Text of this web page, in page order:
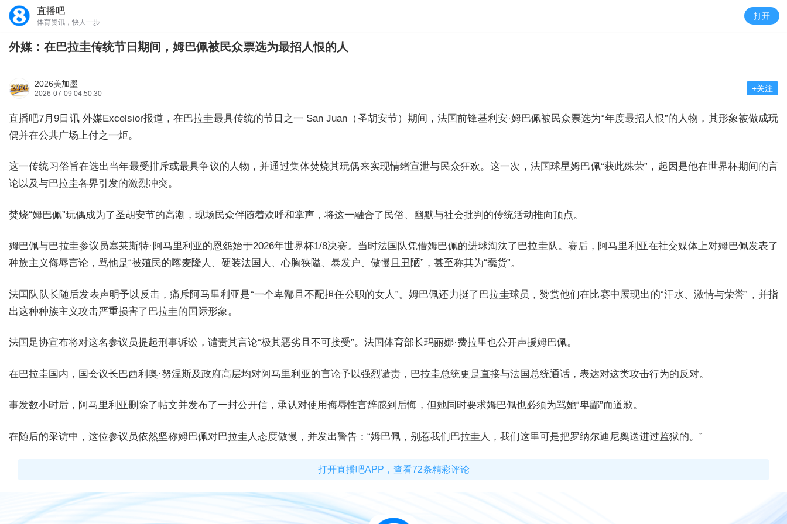
直播吧
体育资讯，快人一步
打开
外媒：在巴拉圭传统节日期间，姆巴佩被民众票选为最招人恨的人
2026美加墨
2026-07-09 04:50:30
+关注
直播吧7月9日讯 外媒Excelsior报道，在巴拉圭最具传统的节日之一 San Juan（圣胡安节）期间，法国前锋基利安·姆巴佩被民众票选为“年度最招人恨”的人物，其形象被做成玩
偶并在公共广场上付之一炬。
这一传统习俗旨在选出当年最受排斥或最具争议的人物，并通过集体焚烧其玩偶来实现情绪宣泄与民众狂欢。这一次，法国球星姆巴佩“获此殊荣”，起因是他在世界杯期间的言
论以及与巴拉圭各界引发的激烈冲突。
焚烧“姆巴佩”玩偶成为了圣胡安节的高潮，现场民众伴随着欢呼和掌声，将这一融合了民俗、幽默与社会批判的传统活动推向顶点。
姆巴佩与巴拉圭参议员塞莱斯特·阿马里利亚的恩怨始于2026年世界杯1/8决赛。当时法国队凭借姆巴佩的进球淘汰了巴拉圭队。赛后，阿马里利亚在社交媒体上对姆巴佩发表了
种族主义侮辱言论，骂他是“被殖民的喀麦隆人、硬装法国人、心胸狭隘、暴发户、傲慢且丑陋”，甚至称其为“蠢货”。
法国队队长随后发表声明予以反击，痛斥阿马里利亚是“一个卑鄙且不配担任公职的女人”。姆巴佩还力挺了巴拉圭球员，赞赏他们在比赛中展现出的“汗水、激情与荣誉”，并指
出这种种族主义攻击严重损害了巴拉圭的国际形象。
法国足协宣布将对这名参议员提起刑事诉讼，谴责其言论“极其恶劣且不可接受”。法国体育部长玛丽娜·费拉里也公开声援姆巴佩。
在巴拉圭国内，国会议长巴西利奥·努涅斯及政府高层均对阿马里利亚的言论予以强烈谴责，巴拉圭总统更是直接与法国总统通话，表达对这类攻击行为的反对。
事发数小时后，阿马里利亚删除了帖文并发布了一封公开信，承认对使用侮辱性言辞感到后悔，但她同时要求姆巴佩也必须为骂她“卑鄙”而道歉。
在随后的采访中，这位参议员依然坚称姆巴佩对巴拉圭人态度傲慢，并发出警告：“姆巴佩，别惹我们巴拉圭人，我们这里可是把罗纳尔迪尼奥送进过监狱的。”
打开直播吧APP，查看72条精彩评论